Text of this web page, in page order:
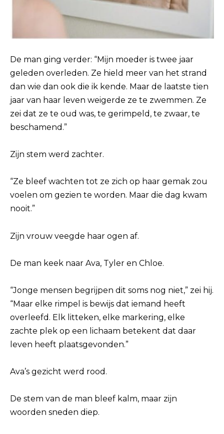
De man ging verder: “Mijn moeder is twee jaar
geleden overleden. Ze hield meer van het strand
dan wie dan ook die ik kende. Maar de laatste tien
jaar van haar leven weigerde ze te zwemmen. Ze
zei dat ze te oud was, te gerimpeld, te zwaar, te
beschamend.”
Zijn stem werd zachter.
“Ze bleef wachten tot ze zich op haar gemak zou
voelen om gezien te worden. Maar die dag kwam
nooit.”
Zijn vrouw veegde haar ogen af.
De man keek naar Ava, Tyler en Chloe.
“Jonge mensen begrijpen dit soms nog niet,” zei hij.
“Maar elke rimpel is bewijs dat iemand heeft
overleefd. Elk litteken, elke markering, elke
zachte plek op een lichaam betekent dat daar
leven heeft plaatsgevonden.”
Ava’s gezicht werd rood.
De stem van de man bleef kalm, maar zijn
woorden sneden diep.